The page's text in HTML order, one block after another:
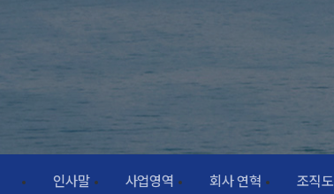
인사말 사업영역 회사 연혁 조직도